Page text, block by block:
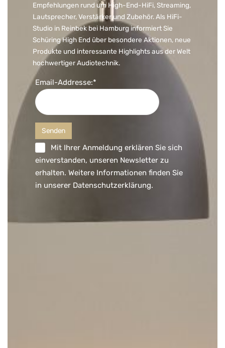
Empfehlungen rund um High-End-HiFi, Streaming,
Lautsprecher, Verstärker und Zubehör. Als HiFi-
Studio in Reinbek bei Hamburg informiert Sie
Schüring High End über besondere Aktionen, neue
Produkte und interessante Highlights aus der Welt
hochwertiger Audiotechnik.
Email-Addresse:*
Mit Ihrer Anmeldung erklären Sie sich
einverstanden, unseren Newsletter zu
erhalten. Weitere Informationen finden Sie
in unserer Datenschutzerklärung.